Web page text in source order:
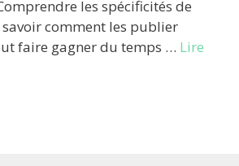
les spécificités de
savoir comment les publier
faire gagner du temps … Lire